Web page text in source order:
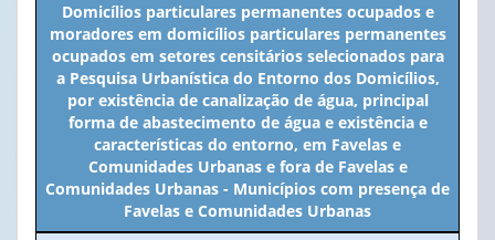
Domicílios particulares permanentes ocupados e
moradores em domicílios particulares permanentes
ocupados em setores censitários selecionados para
a Pesquisa Urbanística do Entorno dos Domicílios,
por existência de canalização de água, principal
forma de abastecimento de água e existência e
características do entorno, em Favelas e
Comunidades Urbanas e fora de Favelas e
Comunidades Urbanas - Municípios com presença de
Favelas e Comunidades Urbanas